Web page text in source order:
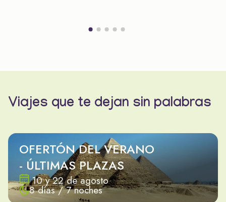
Viajes que te dejan sin palabras
OFERTÓN DEL VERANO
- ÚLTIMAS PLAZAS
10 y 22 de agosto
8 días / 7 noches